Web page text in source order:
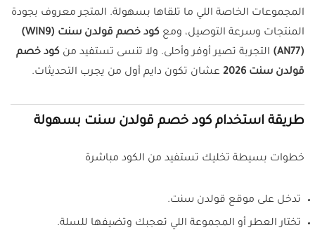
المجموعات الخاصة اللي ما تلقاها بسهولة. المتجر معروف بجودة
المنتجات وسرعة التوصيل، ومع
كود خصم قولدن سنت (WIN9)
(AN77)
التجربة تصير أوفر وأحلى. ولا تنسى تستفيد من كود خصم
قولدن سنت 2026
عشان تكون دايم أول من يجرب التحديثات.
طريقة استخدام كود خصم قولدن سنت بسهولة
خطوات بسيطة تخليك تستفيد من الكود مباشرة
تدخل على موقع قولدن سنت.
تختار العطر أو المجموعة اللي تعجبك وتضيفها للسلة.